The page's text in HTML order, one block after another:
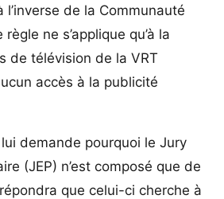
l’inverse de la Communauté
ne s’applique qu’à la
de télévision de la VRT
accès à la publicité
demande pourquoi le Jury
(JEP) n’est composé que de
que celui-ci cherche à